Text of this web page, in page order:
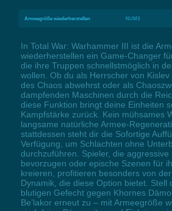
Armeegröße wiederherstellen NUM3
In Total War: Warhammer III ist die
wiederherstellen ein Game-Changer
die ihre Truppen schnellstmöglich in
wollen. Ob du als Herrscher von
des Chaos abwehrst oder als
dampfenden Maschinen durch die
diese Funktion bringt deine Einheiten
Kampfstärke zurück. Kein mühsames
langsame natürliche Armee-
stattdessen steht dir die Sofortige
Verfügung, um Schlachten ohne
durchzuführen. Spieler, die aggressive
bevorzugen oder epische Szenen für
kreieren, profitieren besonders von
Dynamik, die diese Option bietet. Stell
blutigen Gefecht gegen Khornes
Be’lakor erneut zu – mit Armeegröße